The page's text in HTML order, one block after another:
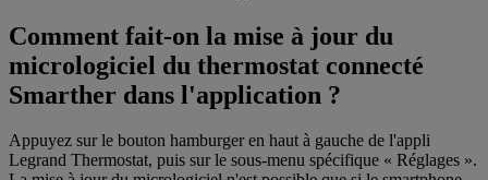
Comment fait-on la mise à jour du
micrologiciel du thermostat connecté
Smarther dans l'application ?
Appuyez sur le bouton hamburger en haut à gauche de l'appli
Legrand Thermostat, puis sur le sous-menu spécifique « Réglages ».